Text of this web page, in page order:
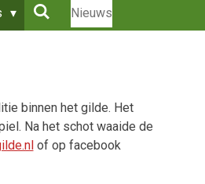
Nieuws
binnen het gilde. Het
Na het schot waaide de
of op facebook